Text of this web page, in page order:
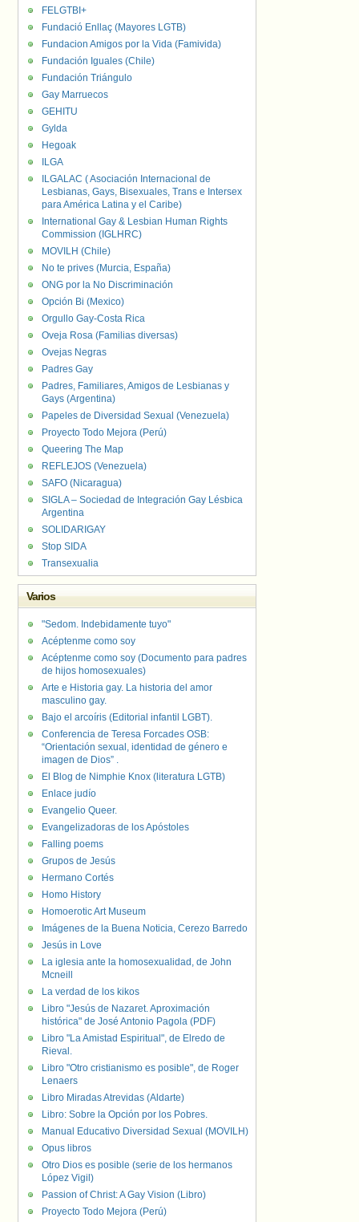
FELGTBI+
Fundació Enllaç (Mayores LGTB)
Fundacion Amigos por la Vida (Famivida)
Fundación Iguales (Chile)
Fundación Triángulo
Gay Marruecos
GEHITU
Gylda
Hegoak
ILGA
ILGALAC ( Asociación Internacional de
Lesbianas, Gays, Bisexuales, Trans e Intersex
para América Latina y el Caribe)
International Gay & Lesbian Human Rights
Commission (IGLHRC)
MOVILH (Chile)
No te prives (Murcia, España)
ONG por la No Discriminación
Opción Bi (Mexico)
Orgullo Gay-Costa Rica
Oveja Rosa (Familias diversas)
Ovejas Negras
Padres Gay
Padres, Familiares, Amigos de Lesbianas y
Gays (Argentina)
Papeles de Diversidad Sexual (Venezuela)
Proyecto Todo Mejora (Perú)
Queering The Map
REFLEJOS (Venezuela)
SAFO (Nicaragua)
SIGLA – Sociedad de Integración Gay Lésbica
Argentina
SOLIDARIGAY
Stop SIDA
Transexualia
Varios
"Sedom. Indebidamente tuyo"
Acéptenme como soy
Acéptenme como soy (Documento para padres
de hijos homosexuales)
Arte e Historia gay. La historia del amor
masculino gay.
Bajo el arcoíris (Editorial infantil LGBT).
Conferencia de Teresa Forcades OSB:
“Orientación sexual, identidad de género e
imagen de Dios” .
El Blog de Nimphie Knox (literatura LGTB)
Enlace judío
Evangelio Queer.
Evangelizadoras de los Apóstoles
Falling poems
Grupos de Jesús
Hermano Cortés
Homo History
Homoerotic Art Museum
Imágenes de la Buena Noticia, Cerezo Barredo
Jesús in Love
La iglesia ante la homosexualidad, de John
Mcneill
La verdad de los kikos
Libro "Jesús de Nazaret. Aproximación
histórica" de José Antonio Pagola (PDF)
Libro "La Amistad Espiritual", de Elredo de
Rieval.
Libro "Otro cristianismo es posible", de Roger
Lenaers
Libro Miradas Atrevidas (Aldarte)
Libro: Sobre la Opción por los Pobres.
Manual Educativo Diversidad Sexual (MOVILH)
Opus libros
Otro Dios es posible (serie de los hermanos
López Vigil)
Passion of Christ: A Gay Vision (Libro)
Proyecto Todo Mejora (Perú)